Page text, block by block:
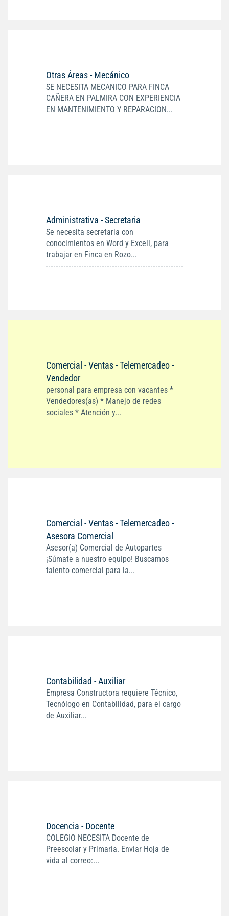
Otras Áreas - Mecánico
SE NECESITA MECANICO PARA FINCA
CAÑERA EN PALMIRA CON EXPERIENCIA
EN MANTENIMIENTO Y REPARACION...
Administrativa - Secretaria
Se necesita secretaria con
conocimientos en Word y Excell, para
trabajar en Finca en Rozo...
Comercial - Ventas - Telemercadeo -
Vendedor
personal para empresa con vacantes *
Vendedores(as) * Manejo de redes
sociales * Atención y...
Comercial - Ventas - Telemercadeo -
Asesora Comercial
Asesor(a) Comercial de Autopartes
¡Súmate a nuestro equipo! Buscamos
talento comercial para la...
Contabilidad - Auxiliar
Empresa Constructora requiere Técnico,
Tecnólogo en Contabilidad, para el cargo
de Auxiliar...
Docencia - Docente
COLEGIO NECESITA Docente de
Preescolar y Primaria. Enviar Hoja de
vida al correo:...